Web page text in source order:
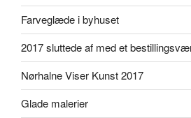
Farveglæde i byhuset
2017 sluttede af med et
Nørhalne Viser Kunst 2017
Glade malerier